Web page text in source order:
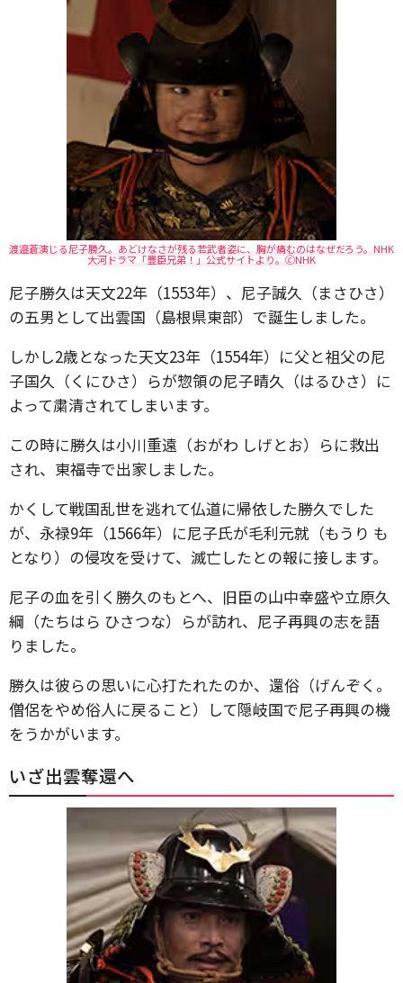
渡邉蒼演じる尼子勝久。あどけなさが残る若武者姿に、胸が痛むのはなぜだろう。NHK
大河ドラマ「豊臣兄弟！」公式サイトより。🄫NHK
尼子勝久は天文22年（1553年）、尼子誠久（まさひさ）
の五男として出雲国（島根県東部）で誕生しました。
しかし2歳となった天文23年（1554年）に父と祖父の尼
子国久（くにひさ）らが惣領の尼子晴久（はるひさ）に
よって粛清されてしまいます。
この時に勝久は小川重遠（おがわ しげとお）らに救出
され、東福寺で出家しました。
かくして戦国乱世を逃れて仏道に帰依した勝久でした
が、永禄9年（1566年）に尼子氏が毛利元就（もうり も
となり）の侵攻を受けて、滅亡したとの報に接します。
尼子の血を引く勝久のもとへ、旧臣の山中幸盛や立原久
綱（たちはら ひさつな）らが訪れ、尼子再興の志を語
りました。
勝久は彼らの思いに心打たれたのか、還俗（げんぞく。
僧侶をやめ俗人に戻ること）して隠岐国で尼子再興の機
をうかがいます。
いざ出雲奪還へ